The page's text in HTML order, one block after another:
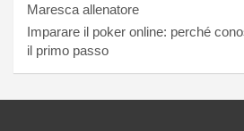
Maresca allenatore
Imparare il poker online: perché
il primo passo